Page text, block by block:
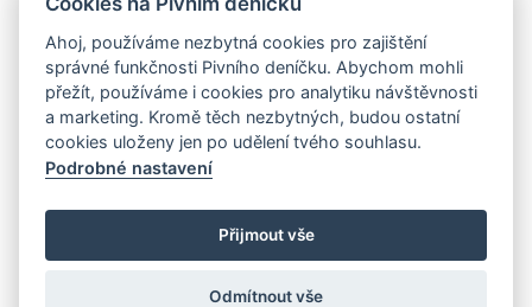
© 2010–2026 byLukáš Zemanaka Emka
Máme rádi
Pivní.info
Poznámka pod čarou
Pivní deníček je nezávislý zdroj, který není spjat s žádným
konkrétním pivovarem ani restaurací. Názory uživatelů nemusí nutně
Ahoj, používáme nezbytná cookies pro zajištění
správné funkčnosti Pivního deníčku. Abychom mohli
přežít, používáme i cookies pro analytiku návštěvnosti
a marketing. Kromě těch nezbytných, budou ostatní
cookies uloženy jen po udělení tvého souhlasu.
Podrobné nastavení
Přijmout vše
Odmítnout vše